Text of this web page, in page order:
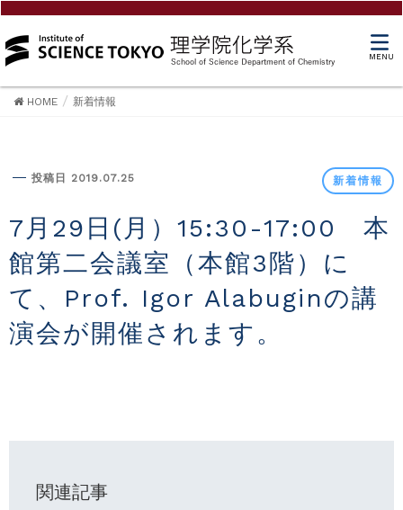
MENU
HOME 新着情報
投稿日 2019.07.25 新着情報
7月29日(月）15:30-17:00 本
館第二会議室（本館3階）に
て、Prof. Igor Alabuginの講
演会が開催されます。
関連記事